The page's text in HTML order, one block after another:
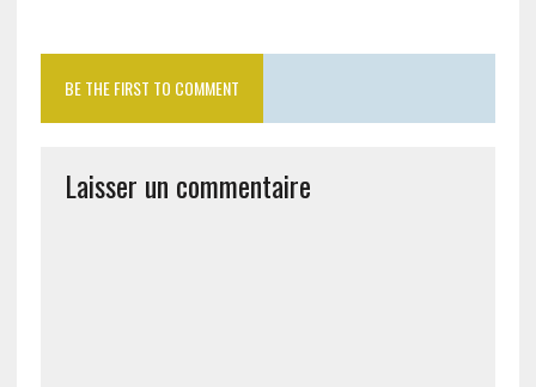
BE THE FIRST TO COMMENT
Laisser un commentaire